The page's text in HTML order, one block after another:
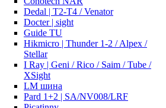
Dedal | T2-T4 / Venator
Docter | sight
Guide TU
Hikmicro | Thunder 1-2 / Alpex /
Stellar
I Ray | Geni / Rico / Saim / Tube /
XSight
LM шина
Pard 1+2 | SA/NV008/LRF